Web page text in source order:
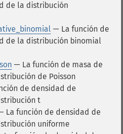
de la distribución
— La función de
de la distribución binomial
— La función de masa de
de Poisson
de densidad de
t
La función de densidad de
uniforme